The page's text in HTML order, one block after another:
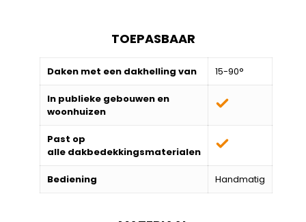
TOEPASBAAR
Daken met een dakhelling van 15-90°
In publieke gebouwen en
woonhuizen
Past op
alle dakbedekkingsmaterialen
Bediening Handmatig